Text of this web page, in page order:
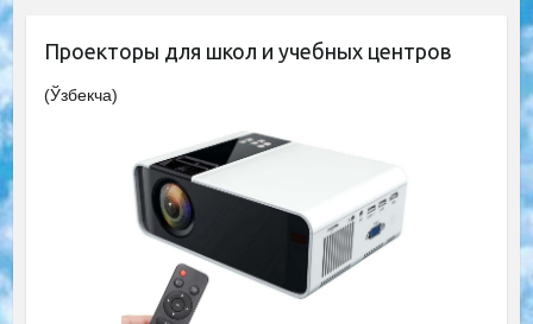
Проекторы для школ и учебных центров
(Ўзбекча)